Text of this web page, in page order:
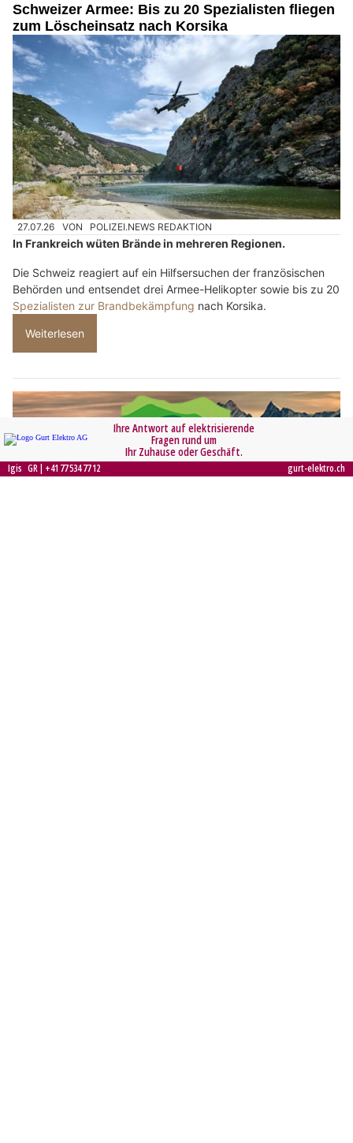
Schweizer Armee: Bis zu 20 Spezialisten fliegen
zum Löscheinsatz nach Korsika
27.07.26 VON POLIZEI.NEWS REDAKTION
In Frankreich wüten Brände in mehreren Regionen.
Die Schweiz reagiert auf ein Hilfsersuchen der französischen
Behörden und entsendet drei Armee-Helikopter sowie bis zu 20
Spezialisten zur Brandbekämpfung nach Korsika.
Weiterlesen